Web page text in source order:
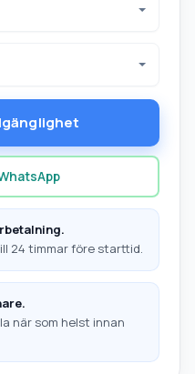
24 timmar före starttid.
när som helst innan